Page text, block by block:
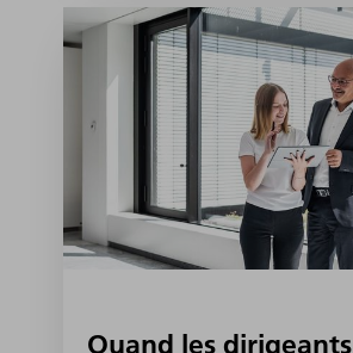
Quand les dirigeants